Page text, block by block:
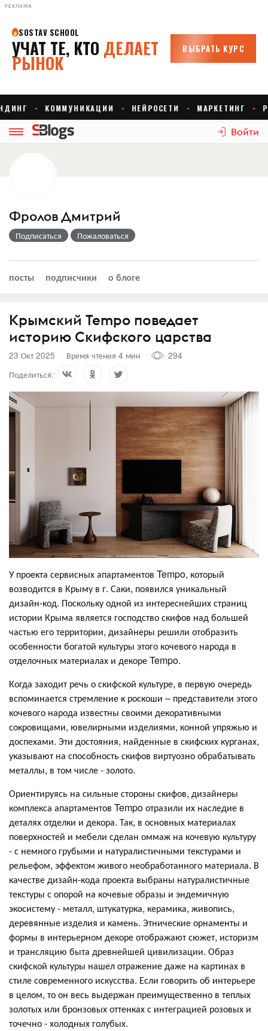
РЕКЛАМА
Войти
Фролов Дмитрий
Подписаться Пожаловаться
посты подписчики о блоге
Крымский Tempo поведает
историю Скифского царства
23 Окт 2025 Время чтения 4 мин
294
Поделиться:
У проекта сервисных апартаментов Tempo, который
возводится в Крыму в г. Саки, появился уникальный
дизайн-код. Поскольку одной из интереснейших страниц
истории Крыма является господство скифов над большей
частью его территории, дизайнеры решили отобразить
особенности богатой культуры этого кочевого народа в
отделочных материалах и декоре Tempo.
Когда заходит речь о скифской культуре, в первую очередь
вспоминается стремление к роскоши – представители этого
кочевого народа известны своими декоративными
сокровищами, ювелирными изделиями, конной упряжью и
доспехами. Эти достояния, найденные в скифских курганах,
указывают на способность скифов виртуозно обрабатывать
металлы, в том числе - золото.
Ориентируясь на сильные стороны скифов, дизайнеры
комплекса апартаментов Tempo отразили их наследие в
деталях отделки и декора. Так, в основных материалах
поверхностей и мебели сделан оммаж на кочевую культуру
- с немного грубыми и натуралистичными текстурами и
рельефом, эффектом живого необработанного материала. В
качестве дизайн-кода проекта выбраны натуралистичные
текстуры с опорой на кочевые образы и эндемичную
экосистему - металл, штукатурка, керамика, живопись,
деревянные изделия и камень. Этнические орнаменты и
формы в интерьерном декоре отображают сюжет, историзм
и трансляцию быта древнейшей цивилизации. Образ
скифской культуры нашел отражение даже на картинах в
стиле современного искусства. Если говорить об интерьере
в целом, то он весь выдержан преимущественно в теплых
золотых или бронзовых оттенках с интеграцией розовых и
точечно - холодных голубых.